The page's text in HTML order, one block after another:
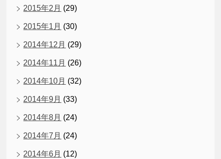
2015年2月 (29)
2015年1月 (30)
2014年12月 (29)
2014年11月 (26)
2014年10月 (32)
2014年9月 (33)
2014年8月 (24)
2014年7月 (24)
2014年6月 (12)